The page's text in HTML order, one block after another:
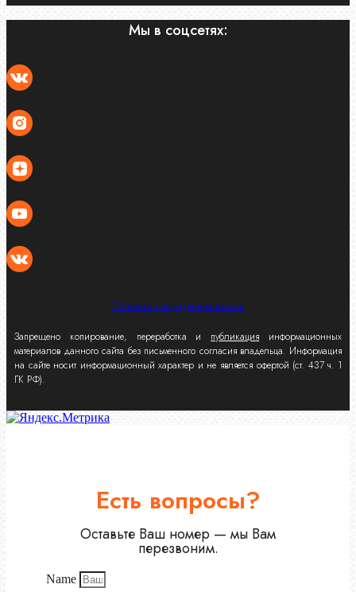
Мы в соцсетях:
Политика конфиденциальности
Запрещено копирование, переработка и публикация информационных
материалов данного сайта без письменного согласия владельца. Информация
на сайте носит информационный характер и не является офертой (ст. 437 ч. 1
ГК РФ).
Есть вопросы?
Оставьте Ваш номер — мы Вам
перезвоним.
Name